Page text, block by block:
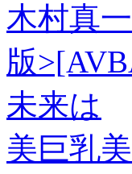
木村真
版
未来は
美巨乳